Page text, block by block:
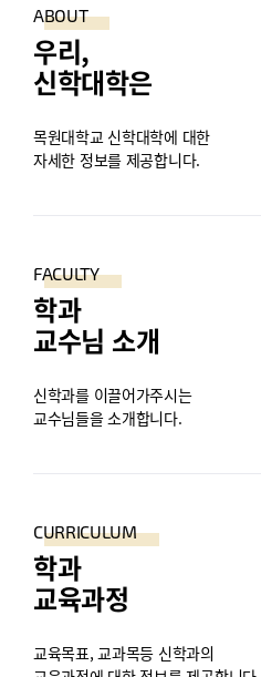
ABOUT
우리,
신학대학은
목원대학교 신학대학에 대한
자세한 정보를 제공합니다.
FACULTY
학과
교수님 소개
신학과를 이끌어가주시는
교수님들을 소개합니다.
CURRICULUM
학과
교육과정
교육목표, 교과목등 신학과의